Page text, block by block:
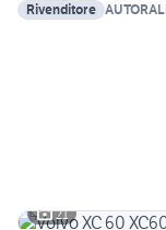
Rivenditore
21